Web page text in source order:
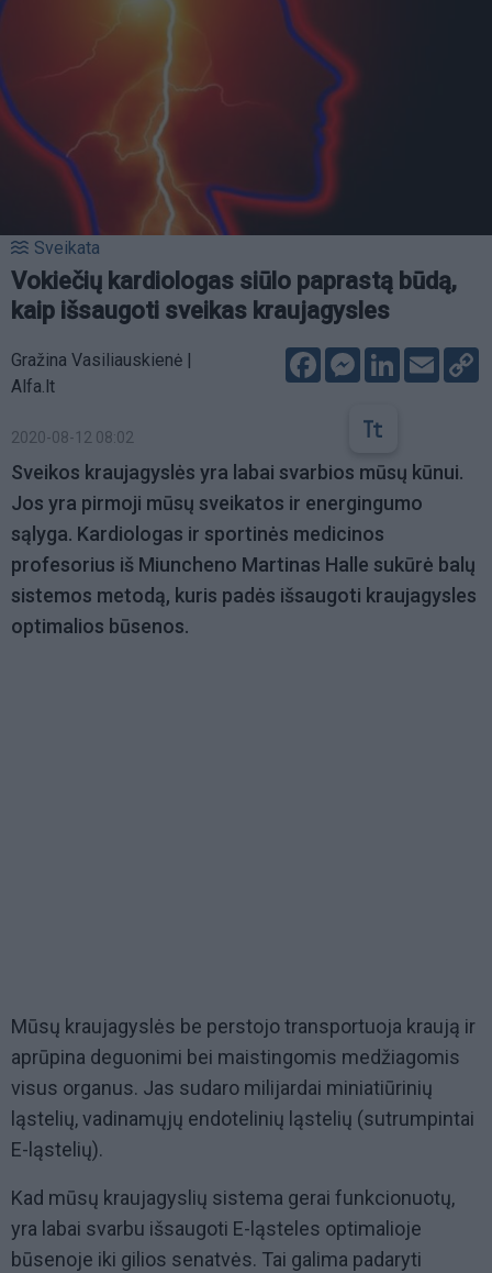
Sveikata
Vokiečių kardiologas siūlo paprastą būdą,
kaip išsaugoti sveikas kraujagysles
Gražina Vasiliauskienė |
Alfa.lt
2020-08-12 08:02
FacebookMessenger
LinkedIn
Email
Sveikos kraujagyslės yra labai svarbios mūsų kūnui.
Jos yra pirmoji mūsų sveikatos ir energingumo
sąlyga. Kardiologas ir sportinės medicinos
profesorius iš Miuncheno Martinas Halle sukūrė balų
sistemos metodą, kuris padės išsaugoti kraujagysles
optimalios būsenos.
Mūsų kraujagyslės be perstojo transportuoja kraują ir
aprūpina deguonimi bei maistingomis medžiagomis
visus organus. Jas sudaro milijardai miniatiūrinių
ląstelių, vadinamųjų endotelinių ląstelių (sutrumpintai
E-ląstelių).
Kad mūsų kraujagyslių sistema gerai funkcionuotų,
yra labai svarbu išsaugoti E-ląsteles optimalioje
būsenoje iki gilios senatvės. Tai galima padaryti